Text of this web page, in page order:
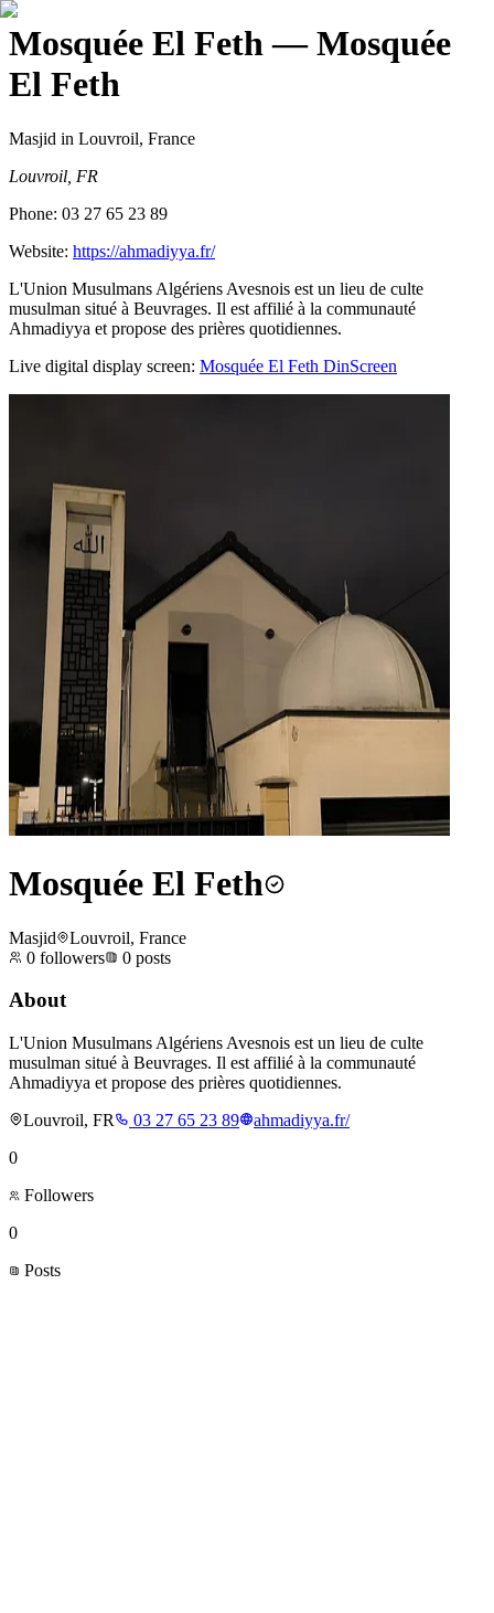
Mosquée El Feth— Mosquée
El Feth
Masjid in Louvroil, France
Louvroil, FR
Phone: 03 27 65 23 89
Website: https://ahmadiyya.fr/
L'Union Musulmans Algériens Avesnois est un lieu de culte
musulman situé à Beuvrages. Il est affilié à la communauté
Ahmadiyya et propose des prières quotidiennes.
Live digital display screen: Mosquée El Feth DinScreen
Mosquée El Feth
Masjid
Louvroil, France
0 followers 0 posts
About
L'Union Musulmans Algériens Avesnois est un lieu de culte
musulman situé à Beuvrages. Il est affilié à la communauté
Ahmadiyya et propose des prières quotidiennes.
Louvroil, FR
03 27 65 23 89
ahmadiyya.fr/
0
Followers
0
Posts